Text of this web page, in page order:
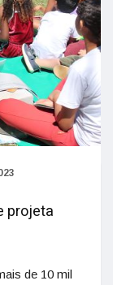
projeta
de 10 mil